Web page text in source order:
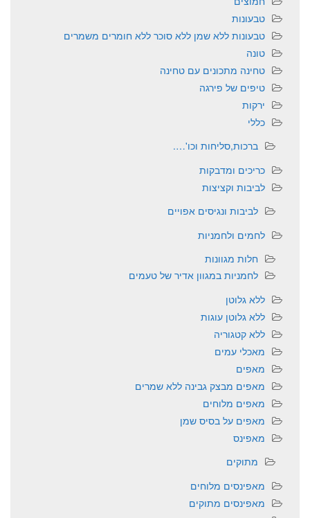
טבעונות
טבעונות ללא שמן ללא סוכר ללא חומרים משמרים
טונה
טחינה מתכונים עם טחינה
טיפים של פירגה
ירקות
כללי
ברכות,סליחות וכו'….
כריכים ומדבקות
לביבות וקציצות
לביבות ונגיסים אפויים
לחמים ולחמניות
חלות מגוונות
לחמניות במגוון אדיר של טעמים
ללא גלוטן
ללא גלוטן עוגות
ללא קטגוריה
מאכלי עמים
מאפים
מאפים מבצק גבינה ללא שמרים
מאפים מלוחים
מאפים על בסיס שמן
מאפינס
מתוקים
מאפינסים מלוחים
מאפינסים מתוקים